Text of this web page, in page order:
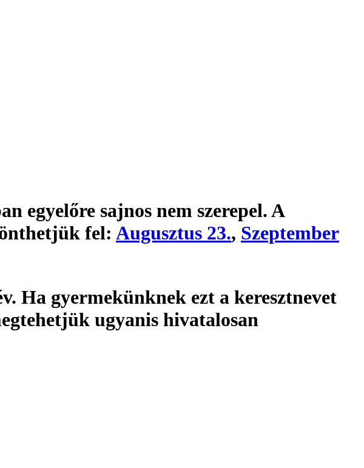
egyelőre sajnos nem szerepel. A
fel: Augusztus 23., Szeptember
Ha gyermekünknek ezt a keresztnevet
ugyanis hivatalosan